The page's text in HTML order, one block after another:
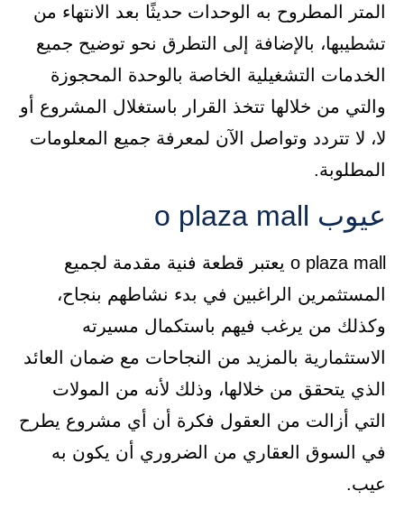
المتر المطروح به الوحدات حديثًا بعد الانتهاء من
تشطيبها، بالإضافة إلى التطرق نحو توضيح جميع
الخدمات التشغيلية الخاصة بالوحدة المحجوزة
والتي من خلالها تتخذ القرار باستغلال المشروع أو
لا، لا تتردد وتواصل الآن لمعرفة جميع المعلومات
المطلوبة.
عيوب o plaza mall
o plaza mall يعتبر قطعة فنية مقدمة لجميع
المستثمرين الراغبين في بدء نشاطهم بنجاح،
وكذلك من يرغب فيهم باستكمال مسيرته
الاستثمارية بالمزيد من النجاحات مع ضمان العائد
الذي يتحقق من خلالها، وذلك لأنه من المولات
التي أزالت من العقول فكرة أن أي مشروع يطرح
في السوق العقاري من الضروري أن يكون به
عيب.